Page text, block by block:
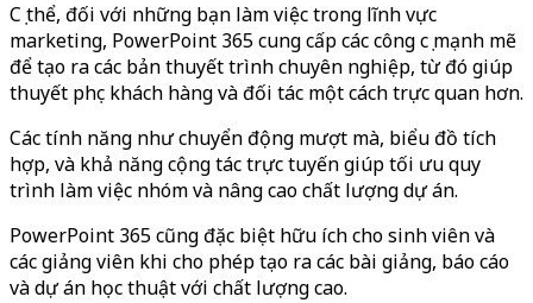
Cụ thể, đối với những bạn làm việc trong lĩnh vực
marketing, PowerPoint 365 cung cấp các công cụ mạnh mẽ
để tạo ra các bản thuyết trình chuyên nghiệp, từ đó giúp
thuyết phục khách hàng và đối tác một cách trực quan hơn.
Các tính năng như chuyển động mượt mà, biểu đồ tích
hợp, và khả năng cộng tác trực tuyến giúp tối ưu quy
trình làm việc nhóm và nâng cao chất lượng dự án.
PowerPoint 365 cũng đặc biệt hữu ích cho sinh viên và
các giảng viên khi cho phép tạo ra các bài giảng, báo cáo
và dự án học thuật với chất lượng cao.